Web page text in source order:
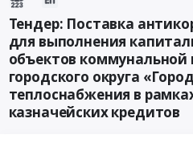
Тендер: Поставка
для выполнения
объектов коммунальной
городского округа
теплоснабжения в
казначейских кредитов